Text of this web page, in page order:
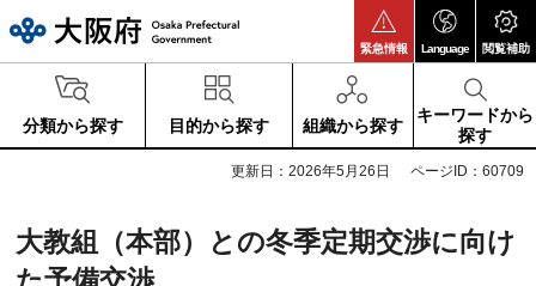
緊急情報 Language 閲覧補助
分類から探す 目的から探す 組織から探す
キーワードから
探す
更新日：2026年5月26日 ページID：60709
大教組（本部）との冬季定期交渉に向け